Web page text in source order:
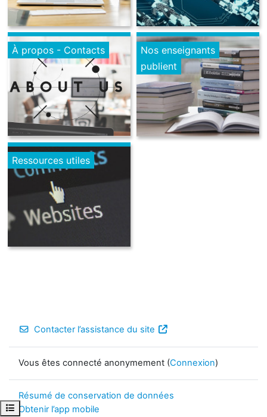
Ouvrir l’index du cours
À propos - Contacts
Nos enseignants
publient
Ressources utiles
Contacter l’assistance du site
Vous êtes connecté anonymement (Connexion)
Résumé de conservation de données
Obtenir l’app mobile